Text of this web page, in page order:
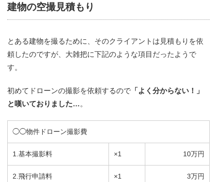
建物の空撮見積もり
とある建物を撮るために、そのクライアントは見積もりを依
頼したのですが、大雑把に下記のような項目だったようで
す。
初めてドローンの撮影を依頼するので 「よく分からない！」
と嘆いておりました…。
◯◯物件ドローン撮影費
1.基本撮影料 ×1 10万円
2.飛行申請料 ×1 3万円